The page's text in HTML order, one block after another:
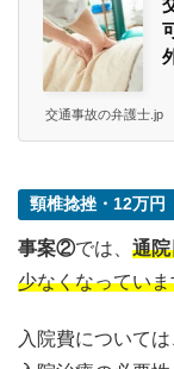
交通事故の弁護士.jp
頸椎捻挫・12万円
事案②では、 通
少なくなってい
入院費について